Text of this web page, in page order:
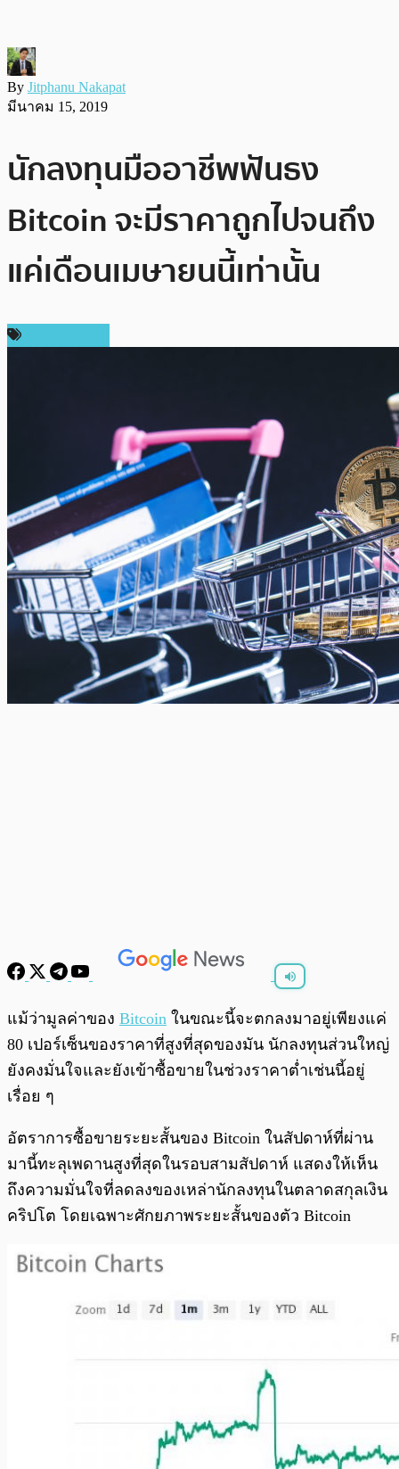
By Jitphanu Nakapat
มีนาคม 15, 2019
นักลงทุนมืออาชีพฟันธง
Bitcoin จะมีราคาถูกไปจนถึง
แค่เดือนเมษายนนี้เท่านั้น
พร้อมเล่น / 0:00
แม้ว่ามูลค่าของ Bitcoin ในขณะนี้จะตกลงมาอยู่เพียงแค่
80 เปอร์เซ็นของราคาที่สูงที่สุดของมัน นักลงทุนส่วนใหญ่
ยังคงมั่นใจและยังเข้าซื้อขายในช่วงราคาต่ำเช่นนี้อยู่
เรื่อย ๆ
อัตราการซื้อขายระยะสั้นของ Bitcoin ในสัปดาห์ที่ผ่าน
มานี้ทะลุเพดานสูงที่สุดในรอบสามสัปดาห์ แสดงให้เห็น
ถึงความมั่นใจที่ลดลงของเหล่านักลงทุนในตลาดสกุลเงิน
คริปโต โดยเฉพาะศักยภาพระยะสั้นของตัว Bitcoin